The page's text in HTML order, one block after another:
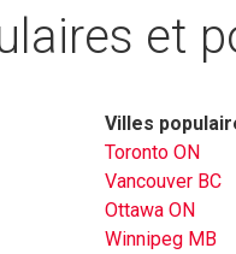
et
Villes
Toronto ON
Vancouver BC
Ottawa ON
Winnipeg MB